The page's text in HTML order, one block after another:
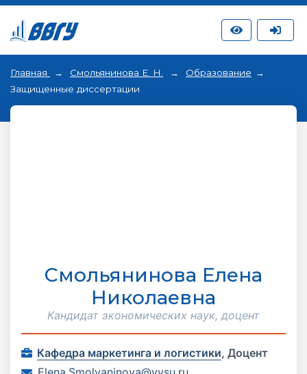
Главная Смольянинова Е. Н.
Образование
Защищенные диссертации
Смольянинова Елена
Николаевна
Кандидат экономических наук, доцент
Кафедра маркетинга и логистики, Доцент